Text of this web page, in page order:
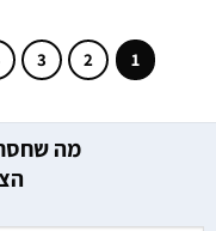
1
2
3
מה שחסר